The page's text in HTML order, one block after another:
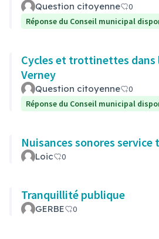
Question citoyenne
0
Réponse du Conseil municipal
Cycles et trottinettes dans
Verney
Question citoyenne
0
Réponse du Conseil municipal
Nuisances sonores service
Loic 0
Tranquillité publique
GERBE 0